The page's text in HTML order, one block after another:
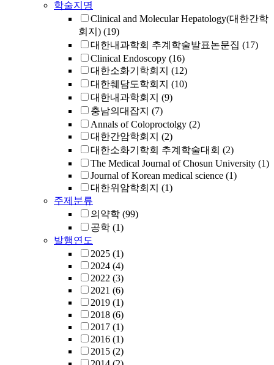
학술지명
Clinical and Molecular Hepatology(대한간학
회지) (19)
대한내과학회 추계학술발표논문집 (17)
Clinical Endoscopy (16)
대한소화기학회지 (12)
대한췌담도학회지 (10)
대한내과학회지 (9)
충남의대잡지 (7)
Annals of Coloproctolgy (2)
대한간암학회지 (2)
대한소화기학회 추계학술대회 (2)
The Medical Journal of Chosun University (1)
Journal of Korean medical science (1)
대한위암학회지 (1)
주제분류
의약학 (99)
공학 (1)
발행연도
2025 (1)
2024 (4)
2022 (3)
2021 (6)
2019 (1)
2018 (6)
2017 (1)
2016 (1)
2015 (2)